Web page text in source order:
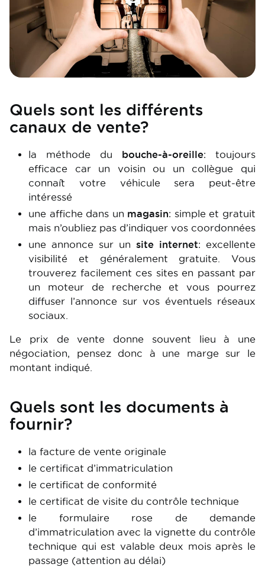
Quels sont les différents
canaux de vente?
la méthode du bouche-à-oreille: toujours
efficace car un voisin ou un collègue qui
connaît votre véhicule sera peut-être
intéressé
une affiche dans un magasin: simple et gratuit
mais n’oubliez pas d’indiquer vos coordonnées
une annonce sur un site internet: excellente
visibilité et généralement gratuite. Vous
trouverez facilement ces sites en passant par
un moteur de recherche et vous pourrez
diffuser l’annonce sur vos éventuels réseaux
sociaux.
Le prix de vente donne souvent lieu à une
négociation, pensez donc à une marge sur le
montant indiqué.
Quels sont les documents à
fournir?
la facture de vente originale
le certificat d’immatriculation
le certificat de conformité
le certificat de visite du contrôle technique
le formulaire rose de demande
d’immatriculation avec la vignette du contrôle
technique qui est valable deux mois après le
passage (attention au délai)